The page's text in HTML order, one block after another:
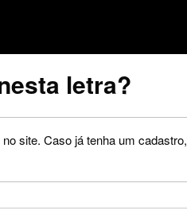
letra?
no site. Caso já tenha um cadastro,